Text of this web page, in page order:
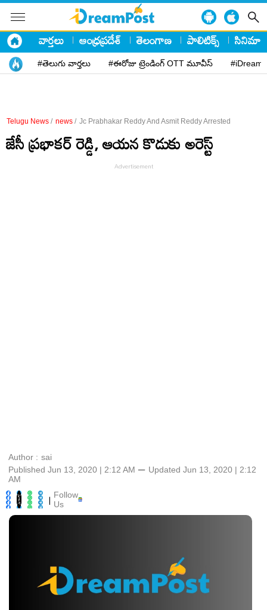
వార్తలు ఆంధ్రప్రదేశ్ తెలంగాణ పాలిటిక్స్ సినిమా
#తెలుగు వార్తలు #ఈరోజు ట్రెండింగ్ OTT మూవీస్
Telugu News / news / Jc Prabhakar Reddy And Asmit Reddy Arrested
జేసీ ప్రభాకర్ రెడ్డి, ఆయన కొడుకు అరెస్ట్
Author : sai
Published Jun 13, 2020 | 2:12 AM ⚊ Updated Jun 13, 2020 | 2:12
AM
| Follow
Us